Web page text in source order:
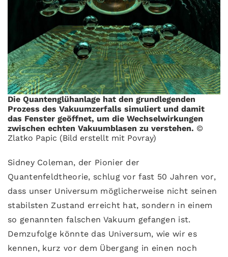
Die Quantenglühanlage hat den grundlegenden
Prozess des Vakuumzerfalls simuliert und damit
das Fenster geöffnet, um die Wechselwirkungen
zwischen echten Vakuumblasen zu verstehen. ©
Zlatko Papic (Bild erstellt mit Povray)
Sidney Coleman, der Pionier der
Quantenfeldtheorie, schlug vor fast 50 Jahren vor,
dass unser Universum möglicherweise nicht seinen
stabilsten Zustand erreicht hat, sondern in einem
so genannten falschen Vakuum gefangen ist.
Demzufolge könnte das Universum, wie wir es
kennen, kurz vor dem Übergang in einen noch